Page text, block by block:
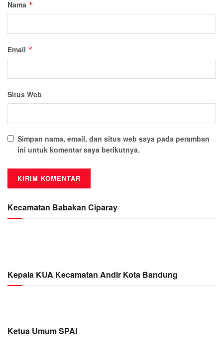
Nama *
Email *
Situs Web
Simpan nama, email, dan situs web saya pada peramban
ini untuk komentar saya berikutnya.
Kecamatan Babakan Ciparay
Kepala KUA Kecamatan Andir Kota Bandung
Ketua Umum SPAI